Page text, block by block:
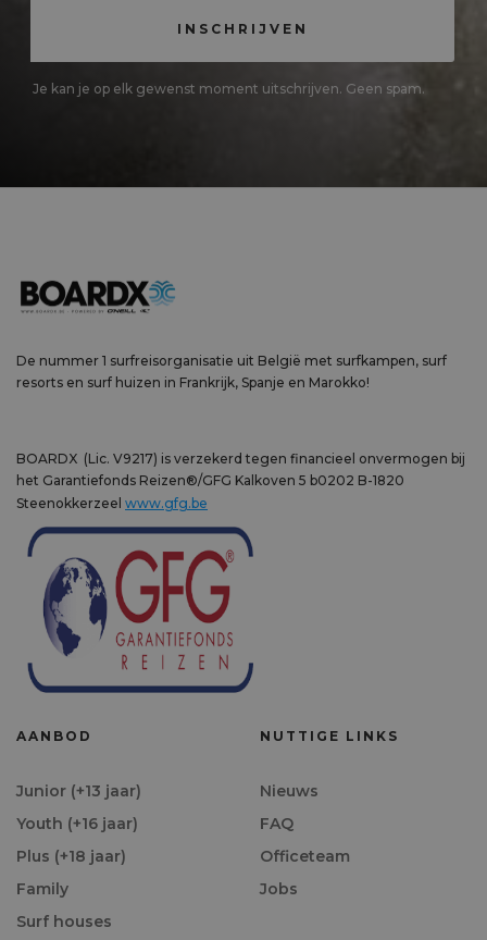
Je kan je op elk gewenst moment uitschrijven. Geen spam.
De nummer 1 surfreisorganisatie uit België met surfkampen, surf
resorts en surf huizen in Frankrijk, Spanje en Marokko!
BOARDX (Lic. V9217) is verzekerd tegen financieel onvermogen bij
het Garantiefonds Reizen®/GFG Kalkoven 5 b0202 B-1820
Steenokkerzeel www.gfg.be
AANBOD
Junior (+13 jaar)
Youth (+16 jaar)
Plus (+18 jaar)
Family
Surf houses
NUTTIGE LINKS
Nieuws
FAQ
Officeteam
Jobs